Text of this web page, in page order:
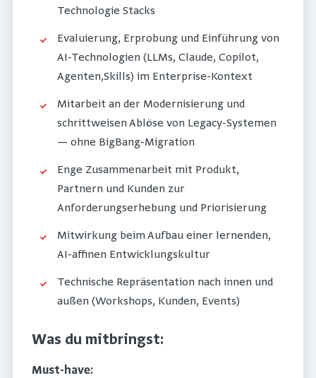
Technologie Stacks
Evaluierung, Erprobung und Einführung von
AI-Technologien (LLMs, Claude, Copilot,
Agenten,Skills) im Enterprise-Kontext
Mitarbeit an der Modernisierung und
schrittweisen Ablöse von Legacy-Systemen
— ohne BigBang-Migration
Enge Zusammenarbeit mit Produkt,
Partnern und Kunden zur
Anforderungserhebung und Priorisierung
Mitwirkung beim Aufbau einer lernenden,
AI-affinen Entwicklungskultur
Technische Repräsentation nach innen und
außen (Workshops, Kunden, Events)
Was du mitbringst:
Must-have: